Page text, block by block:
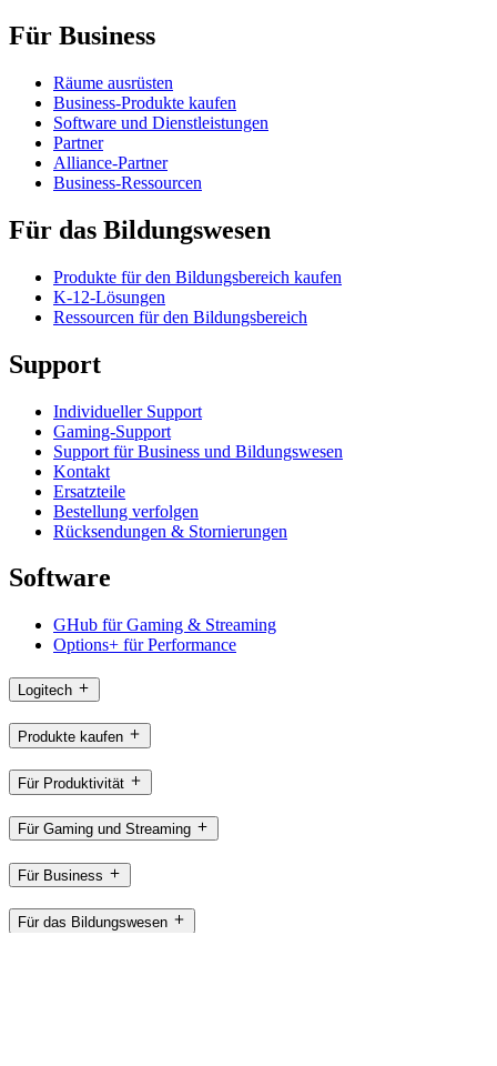
Für Business
Räume ausrüsten
Business-Produkte kaufen
Software und Dienstleistungen
Partner
Alliance-Partner
Business-Ressourcen
Für das Bildungswesen
Produkte für den Bildungsbereich kaufen
K-12-Lösungen
Ressourcen für den Bildungsbereich
Support
Individueller Support
Gaming-Support
Support für Business und Bildungswesen
Kontakt
Ersatzteile
Bestellung verfolgen
Rücksendungen & Stornierungen
Software
GHub für Gaming & Streaming
Options+ für Performance
Logitech
Produkte kaufen
Für Produktivität
Für Gaming und Streaming
Für Business
Für das Bildungswesen